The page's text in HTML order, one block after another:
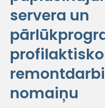
servera un
nomaiņu